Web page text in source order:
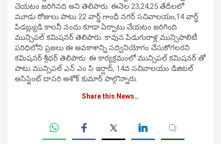
చెయటం జరిగినది అని తెలిపారు. ఈనెల 23,24,25 తేదీలలో
మూడు రోజులు పాటు 22 వార్డ్ గాంధీ నగర్ సచివాలయం,14 వార్డ్
పిడబ్ల్యుడి కాలనీ నందు కూడా ఏర్పాటు చేయటం జరిగింది
మున్సిపల్ కమిషనర్ తెలిపారు. కావున పిడుగురాళ్ల మున్సిపాలిటీ
పరిధిలోని ప్రజలు ఈ అవకాశాన్ని సద్వినియోగం చేసుకోగలరని
కమిషనర్ శ్రీధర్ తెలిపారు. ఈ కార్యక్రమంలో మున్సిపల్ కమిషనర్ తో
పాటు మున్సిపల్ ఎన్ ఎం సి ఇర్షాద్, 14వ సచివాలయం డిజిటల్
అసిస్టెంట్ దాసరి అశోక్ కుమార్ పాల్గొన్నారు.
Share this News…